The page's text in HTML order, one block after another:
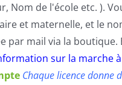
Nom de l'école etc. ).
et maternelle, et le
par mail via la
sur la marche
Chaque licence donne